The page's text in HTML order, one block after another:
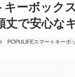
キーボック
丈で安心な
POPULIFEスマートキーボ